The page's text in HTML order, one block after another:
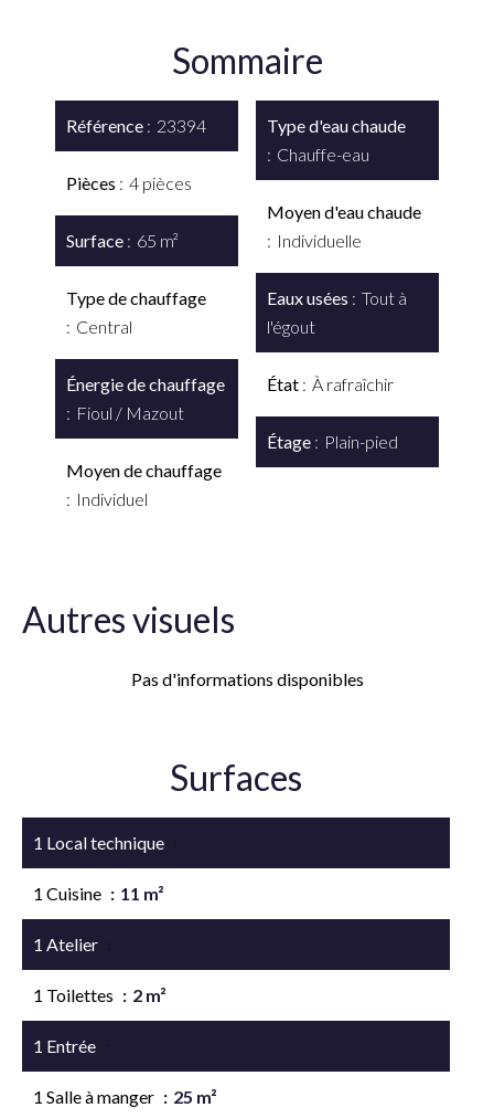
Sommaire
Référence 23394
Pièces 4 pièces
Surface 65 m²
Type de chauffage
Central
Énergie de chauffage
Fioul / Mazout
Moyen de chauffage
Individuel
Type d'eau chaude
Chauffe-eau
Moyen d'eau chaude
Individuelle
Eaux usées
Tout à
l'égout
État À rafraîchir
Étage Plain-pied
Autres visuels
Pas d'informations disponibles
Surfaces
1 Local technique
1 Cuisine 11 m²
1 Atelier
1 Toilettes 2 m²
1 Entrée
1 Salle à manger 25 m²